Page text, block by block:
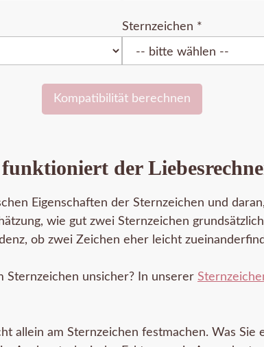
Sternzeichen *
Kompatibilität berechnen
der
Eigenschaften der Sternzeichen und
wie gut zwei Sternzeichen
ob zwei Zeichen eher leicht
Sternzeichen unsicher? In unserer
allein am Sternzeichen festmachen. Was